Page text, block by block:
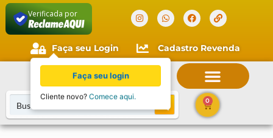
Verificada por
Faça seu Login Cadastro Revenda
0
Faça seu login
Cliente novo? Comece aqui.